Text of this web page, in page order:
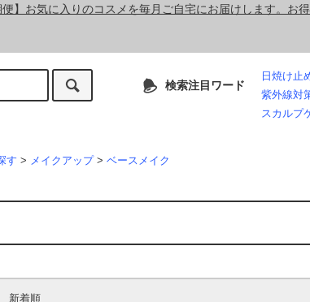
】お気に入りのコスメを毎月ご自宅にお届けします。お
検索注目ワード
日焼け止
紫外線対
スカルプ
す > メイクアップ > ベースメイク
新着順